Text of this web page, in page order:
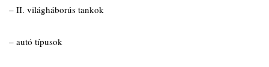
– II. világháborús tankok
– autó típusok